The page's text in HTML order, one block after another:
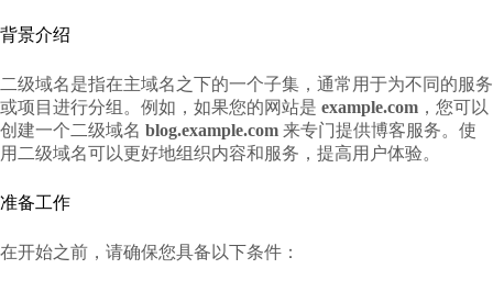
背景介绍
二级域名是指在主域名之下的一个子集，通常用于为不同的服务
或项目进行分组。例如，如果您的网站是 example.com ，您可以
创建一个二级域名 blog.example.com 来专门提供博客服务。使
用二级域名可以更好地组织内容和服务，提高用户体验。
准备工作
在开始之前，请确保您具备以下条件：